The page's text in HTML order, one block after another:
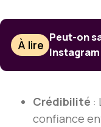
À lire
Peut-on
Instagram
Crédibilité :
confiance